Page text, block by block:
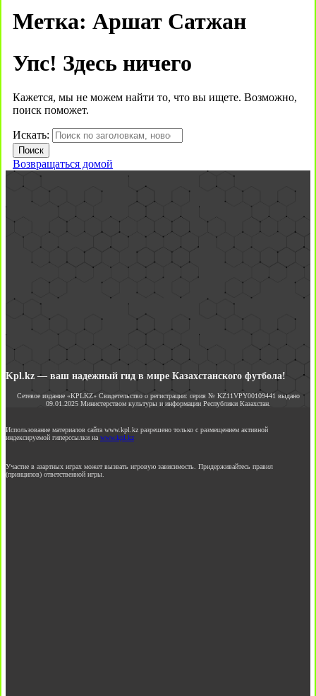
Метка: Аршат Сатжан
Упс! Здесь ничего
Кажется, мы не можем найти то, что вы ищете. Возможно,
поиск поможет.
Искать:
Возвращаться домой
Kpl.kz — ваш надежный гид в мире Казахстанского футбола!
Сетевое издание «KPLKZ» Свидетельство о регистрации: серия № KZ11VPY00109441 выдано
09.01.2025 Министерством культуры и информации Республики Казахстан.
Использование материалов сайта www.kpl.kz разрешено только с размещением активной
индексируемой гиперссылки на www.kpl.kz
Участие в азартных играх может вызвать игровую зависимость. Придерживайтесь правил
(принципов) ответственной игры.